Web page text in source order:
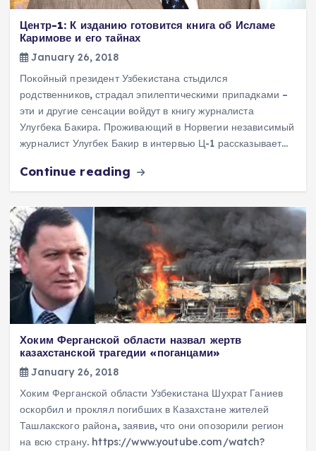
Центр-1: К изданию готовится книга об Исламе
Каримове и его тайнах
January 26, 2018
Покойный президент Узбекистана стыдился
родственников, страдал эпилептическими припадками –
эти и другие сенсации войдут в книгу журналиста
Улугбека Бакира. Проживающий в Норвегии независимый
журналист Улугбек Бакир в интервью Ц-1 рассказывает…
Continue reading
Хоким Ферганской области назвал жертв
казахстанской трагедии «поганцами»
January 26, 2018
Хоким Ферганской области Узбекистана Шухрат Ганиев
оскорбил и проклял погибших в Казахстане жителей
Ташлакского района, заявив, что они опозорили регион
на всю страну. https://www.youtube.com/watch?